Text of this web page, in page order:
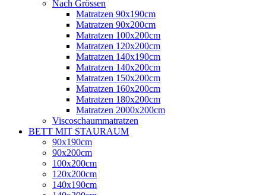
Nach Grössen
Matratzen 90x190cm
Matratzen 90x200cm
Matratzen 100x200cm
Matratzen 120x200cm
Matratzen 140x190cm
Matratzen 140x200cm
Matratzen 150x200cm
Matratzen 160x200cm
Matratzen 180x200cm
Matratzen 2000x200cm
Viscoschaummatratzen
BETT MIT STAURAUM
90x190cm
90x200cm
100x200cm
120x200cm
140x190cm